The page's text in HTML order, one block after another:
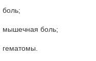
боль;
мышечная боль;
гематомы.